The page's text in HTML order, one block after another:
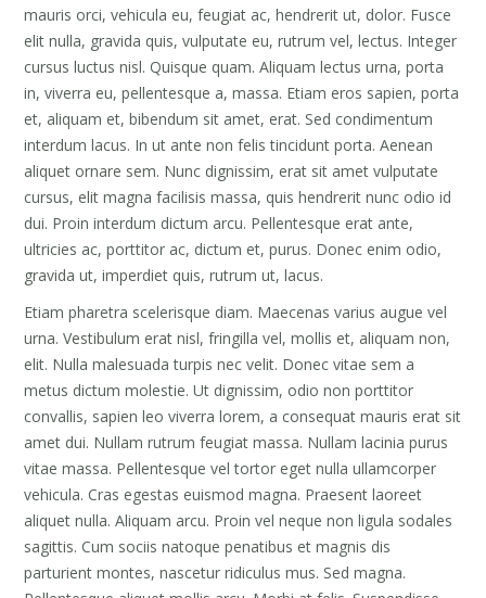
mauris orci, vehicula eu, feugiat ac, hendrerit ut, dolor. Fusce
elit nulla, gravida quis, vulputate eu, rutrum vel, lectus. Integer
cursus luctus nisl. Quisque quam. Aliquam lectus urna, porta
in, viverra eu, pellentesque a, massa. Etiam eros sapien, porta
et, aliquam et, bibendum sit amet, erat. Sed condimentum
interdum lacus. In ut ante non felis tincidunt porta. Aenean
aliquet ornare sem. Nunc dignissim, erat sit amet vulputate
cursus, elit magna facilisis massa, quis hendrerit nunc odio id
dui. Proin interdum dictum arcu. Pellentesque erat ante,
ultricies ac, porttitor ac, dictum et, purus. Donec enim odio,
gravida ut, imperdiet quis, rutrum ut, lacus.
Etiam pharetra scelerisque diam. Maecenas varius augue vel
urna. Vestibulum erat nisl, fringilla vel, mollis et, aliquam non,
elit. Nulla malesuada turpis nec velit. Donec vitae sem a
metus dictum molestie. Ut dignissim, odio non porttitor
convallis, sapien leo viverra lorem, a consequat mauris erat sit
amet dui. Nullam rutrum feugiat massa. Nullam lacinia purus
vitae massa. Pellentesque vel tortor eget nulla ullamcorper
vehicula. Cras egestas euismod magna. Praesent laoreet
aliquet nulla. Aliquam arcu. Proin vel neque non ligula sodales
sagittis. Cum sociis natoque penatibus et magnis dis
parturient montes, nascetur ridiculus mus. Sed magna.